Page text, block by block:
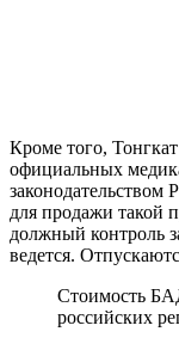
Кроме того,
официальных
для продажи такой
должный контроль
ведется.
Стоимость
российских